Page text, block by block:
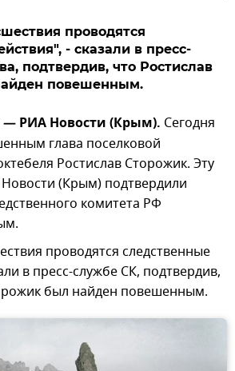
проводятся
- сказали в пресс-
подтвердив, что Ростислав
повешенным.
— РИА Новости (Крым). Сегодня
глава поселковой
Ростислав Сторожик. Эту
(Крым) подтвердили
комитета РФ
проводятся следственные
в пресс-службе СК, подтвердив,
был найден повешенным.